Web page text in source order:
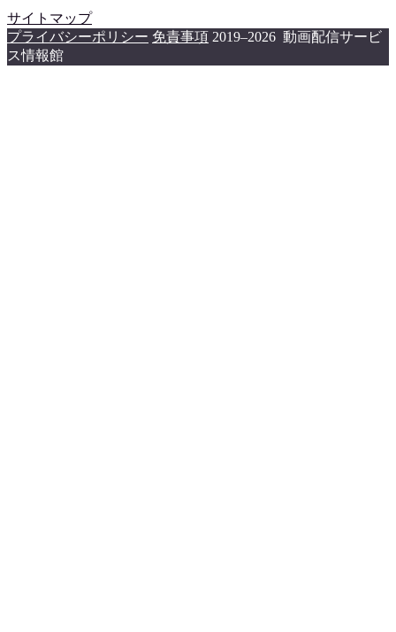
サイトマップ
プライバシーポリシー 免責事項 2019–2026 動画配信サービ
ス情報館